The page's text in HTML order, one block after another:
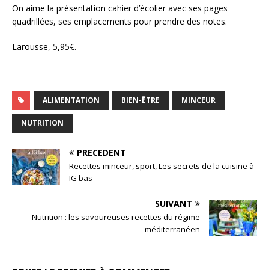
On aime la présentation cahier d’écolier avec ses pages
quadrillées, ses emplacements pour prendre des notes.
Larousse, 5,95€.
ALIMENTATION BIEN-ÊTRE MINCEUR
NUTRITION
PRÉCÉDENT
Recettes minceur, sport, Les secrets de la cuisine à
IG bas
SUIVANT
Nutrition : les savoureuses recettes du régime
méditerranéen